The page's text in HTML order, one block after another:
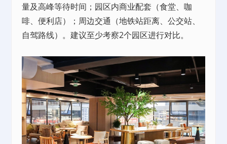
量及高峰等待时间；园区内商业配套（食堂、咖
啡、便利店）；周边交通（地铁站距离、公交站、
自驾路线）。建议至少考察2个园区进行对比。